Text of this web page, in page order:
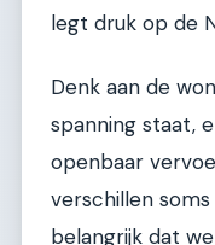
legt druk op de
Denk aan de
spanning staat,
openbaar
verschillen
belangrijk dat